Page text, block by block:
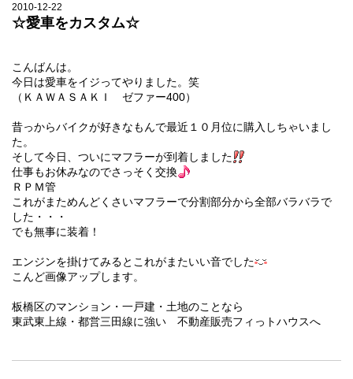
2010-12-22
☆愛車をカスタム☆
こんばんは。
今日は愛車をイジってやりました。笑
（ＫＡＷＡＳＡＫＩ ゼファー400）
昔っからバイクが好きなもんで最近１０月位に購入しちゃいまし
た。
そして今日、ついにマフラーが到着しました
仕事もお休みなのでさっそく交換
ＲＰＭ管
これがまためんどくさいマフラーで分割部分から全部バラバラで
した・・・
でも無事に装着！
エンジンを掛けてみるとこれがまたいい音でした
こんど画像アップします。
板橋区のマンション・一戸建・土地のことなら
東武東上線・都営三田線に強い 不動産販売フィっトハウスへ